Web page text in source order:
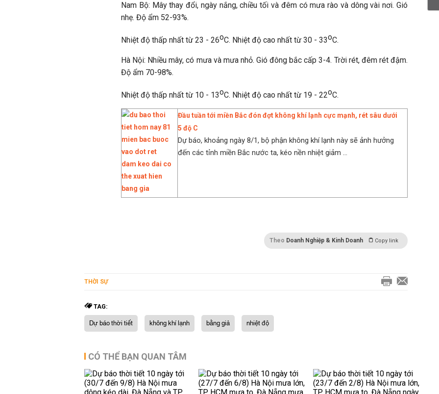
Nam Bộ: Mây thay đổi, ngày nắng, chiều tối và đêm có mưa rào và dông vài nơi. Gió
nhẹ. Độ ẩm 52-93%.
Nhiệt độ thấp nhất từ 23 - 26oC. Nhiệt độ cao nhất từ 30 - 33oC.
Hà Nội: Nhiều mây, có mưa và mưa nhỏ. Gió đông bắc cấp 3-4. Trời rét, đêm rét đậm.
Độ ẩm 70-98%.
Nhiệt độ thấp nhất từ 10 - 13oC. Nhiệt độ cao nhất từ 19 - 22oC.
Đầu tuần tới miền Bắc đón đợt không khí lạnh cực mạnh, rét sâu dưới
5 độ C
Dự báo, khoảng ngày 8/1, bộ phận không khí lạnh này sẽ ảnh hưởng
đến các tỉnh miền Bắc nước ta, kéo nền nhiệt giảm ...
Theo Doanh Nghiệp & Kinh Doanh Copy link
THỜI SỰ
TAG:
Dự báo thời tiết không khí lạnh bằng giả nhiệt độ
CÓ THỂ BẠN QUAN TÂM